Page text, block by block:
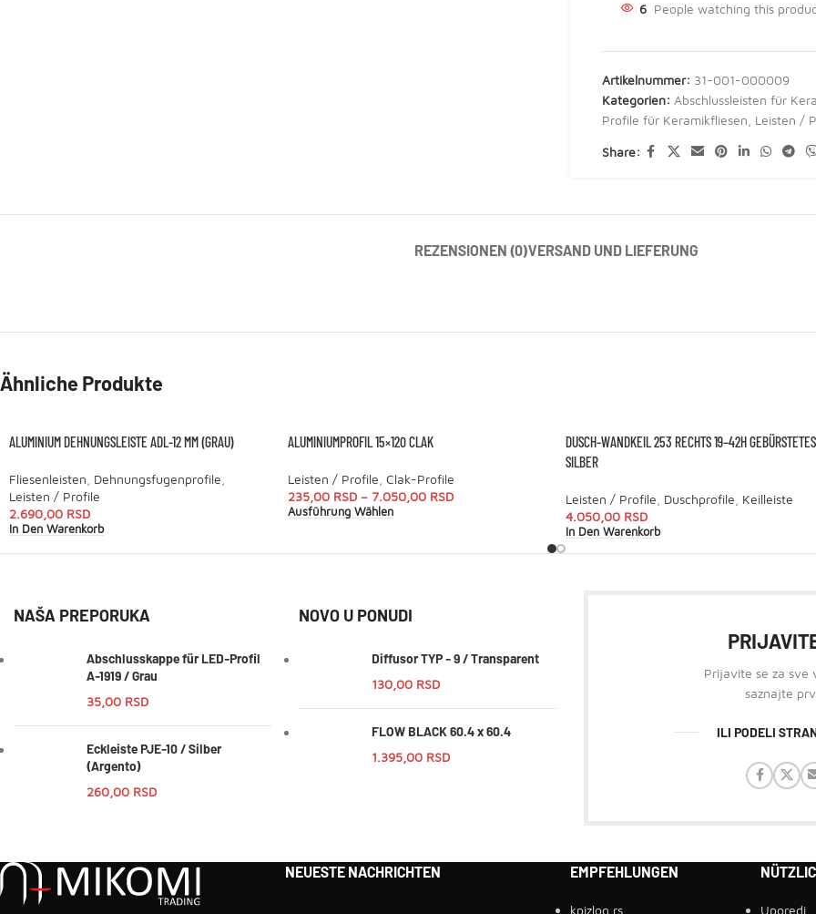
6 People watching this
Artikelnummer: 31-001-000009
Kategorien: Abschlussleisten für
Profile für Keramikfliesen Leisten /
Share:
REZENSIONEN (0)VERSAND UND LIEFERUNG
Ähnliche Produkte
ALUMINIUM DEHNUNGSLEISTE ADL-12 MM (GRAU)
Fliesenleisten Dehnungsfugenprofile
Leisten / Profile
2.690,00 RSD
In Den Warenkorb
ALUMINIUMPROFIL 15×120 CLAK
Leisten / Profile Clak-Profile
235,00 RSD – 7.050,00 RSD
Ausführung Wählen
DUSCH-WANDKEIL 253 RECHTS 19–42H GEBÜRSTETES
SILBER
Leisten / Profile Duschprofile Keilleiste
4.050,00 RSD
In Den Warenkorb
NAŠA PREPORUKA
Abschlusskappe für LED-Profil
A-1919 / Grau
35,00 RSD
Eckleiste PJE-10 / Silber
(Argento)
260,00 RSD
NOVO U PONUDI
Diffusor TYP - 9 / Transparent
130,00 RSD
FLOW BLACK 60.4 x 60.4
1.395,00 RSD
Prijavite se za sve
saznajte
ILI PODELI
NEUESTE NACHRICHTEN EMPFEHLUNGEN
kpizlog.rs Uporedi